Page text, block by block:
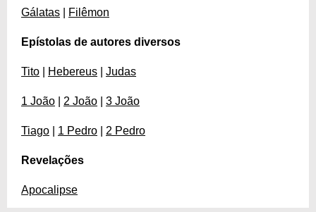
Gálatas Filêmon
Epístolas de autores diversos
Tito Hebereus Judas
1 João 2 João 3 João
Tiago 1 Pedro 2 Pedro
Revelações
Apocalipse